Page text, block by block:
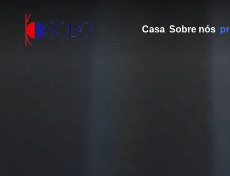
Casa Sobre nós